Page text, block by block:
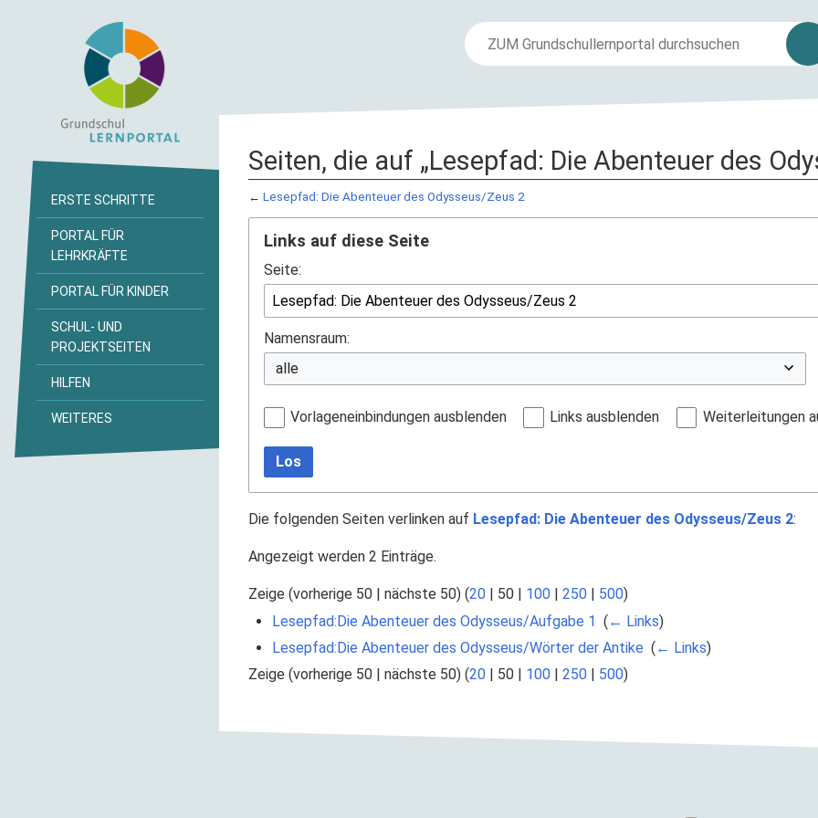
Seiten, die auf „Lesepfad: Die Abenteuer des
← Lesepfad: Die Abenteuer des Odysseus/Zeus 2
Links auf diese Seite
Seite:
Namensraum:
Vorlageneinbindungen ausblenden Links ausblenden Weiterleitungen
Los
Die folgenden Seiten verlinken auf Lesepfad: Die Abenteuer des Odysseus/Zeus 2:
Angezeigt werden 2 Einträge.
Zeige (vorherige 50 | nächste 50) (20 | 50 | 100 | 250 | 500)
Lesepfad:Die Abenteuer des Odysseus/Aufgabe 1 (← Links)
Lesepfad:Die Abenteuer des Odysseus/Wörter der Antike (← Links)
Zeige (vorherige 50 | nächste 50) (20 | 50 | 100 | 250 | 500)
ERSTE SCHRITTE
PORTAL FÜR
LEHRKRÄFTE
PORTAL FÜR KINDER
SCHUL- UND
PROJEKTSEITEN
HILFEN
WEITERES